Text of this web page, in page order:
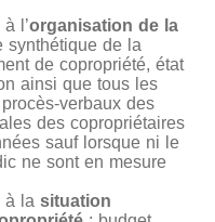
l’organisation de la
de la
de copropriété, état
ainsi que tous les
verbaux des
des copropriétaires
sauf lorsque ni le
ne sont en mesure
à lasituation